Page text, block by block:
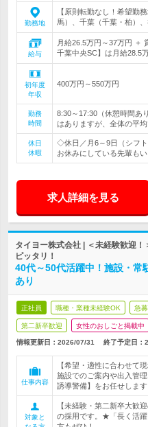
勤務地
【原則転勤なし！希望勤
馬）、千葉（千葉・柏）
給与
月給26.5万円～37万円 ＋
千葉中央SC】は月給28.5
初年度
年収
400万円～550万円
勤務
時間
8:30～17:30（休憩時間あ
はありますが、全体の平
休日
休暇
◇休日／月6～9日（シフ
お休みにしている先輩も
求人詳細を見る
タイヨー株式会社 | ＜未経験歓迎
ピッタリ！
40代～50代活躍中！施設・
あり
正社員 職種・業種未経験OK 急募
第二新卒歓迎 女性のおしごと掲載中
情報更新日：2026/07/31 終了予定日：
仕事内容
【希望・適性に合わせて
施設でのご案内や出入管
誘導警備】をお任せします
対象と
【未経験・第二新卒大歓
の採用です。★「長く活躍